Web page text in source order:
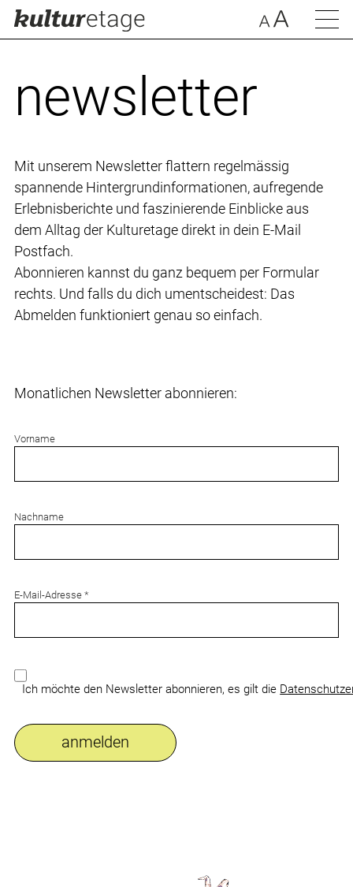
newsletter
Mit unserem Newsletter flattern regelmässig
spannende Hintergrundinformationen, aufregende
Erlebnisberichte und faszinierende Einblicke aus
dem Alltag der Kulturetage direkt in dein E-Mail
Postfach.
Abonnieren kannst du ganz bequem per Formular
rechts. Und falls du dich umentscheidest: Das
Abmelden funktioniert genau so einfach.
Monatlichen Newsletter abonnieren:
Vorname
Nachname
E-Mail-Adresse
Ich möchte den Newsletter abonnieren, es gilt die